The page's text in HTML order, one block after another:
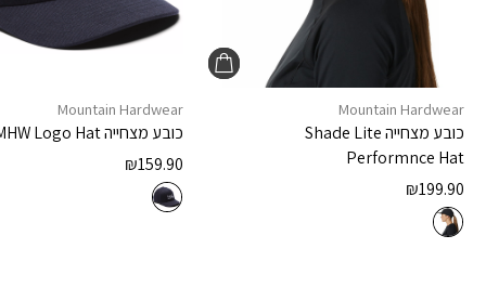
Mountain Hardwear
כובע מצחייהShade Lite
Performnce Hat
₪199.90
Mountain Hardwear
כובע מצחייהLogo Hat
₪159.90